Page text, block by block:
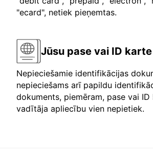
"ecard", netiek pieņemtas.
Jūsu pase vai ID karte
Nepieciešamie identifikācijas
nepieciešams arī papildu
dokuments, piemēram, pase vai
vadītāja apliecību vien nepietiek.